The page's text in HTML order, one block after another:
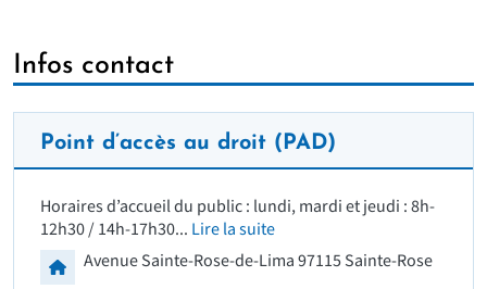
Infos contact
Point d’accès au droit (PAD)
Horaires d’accueil du public : lundi, mardi et jeudi : 8h-
12h30 / 14h-17h30... Lire la suite
Adresse
Avenue Sainte-Rose-de-Lima 97115 Sainte-Rose